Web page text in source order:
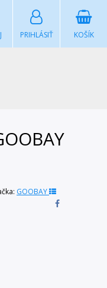
KOŠÍK
PRIHLÁSIŤ
GOOBAY